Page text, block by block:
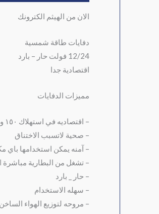
الان من الهيثم الكترونك
دفايات طاقة شمسية
12/24 فولت حار – بارد
اقتصادية جدا
مميزات الدفايات
– اقتصاديه في استهلاك ١٥٠ وات فقط
– صحية لاتسبب الاختناق
– آمنه يمكن استخدامها باي
– تشغل من البطارية مباشرة
– حار _ بارد
– سهله الاستخدام
– مروحه لتوزيع الهواء الساخن